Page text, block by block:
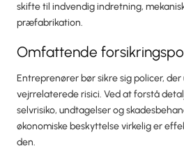
skifte til indvendig indretning,
præfabrikation.
Omfattende
Entreprenører bør sikre sig policer,
vejrrelaterede risici. Ved at forstå
selvrisiko, undtagelser og
økonomiske beskyttelse virkelig er
den.